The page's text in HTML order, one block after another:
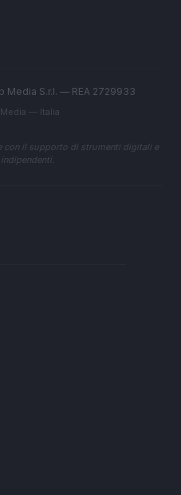
Media S.r.l. — REA 2729933
— Italia
con il supporto di strumenti digitali e